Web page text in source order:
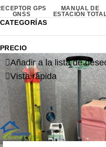
GPS
GNSS
MANUAL DE
ESTACIÓN
CATEGORÍAS
PRECIO
Añadir a la lista de
Vista rápida